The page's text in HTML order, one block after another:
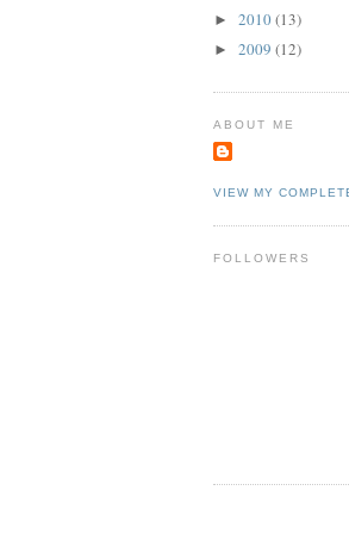
► 2010(13)
► 2009 (12)
ABOUT ME
VIEW MY
FOLLOWERS